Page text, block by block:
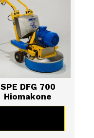
SPE DFG 700
Hiomakone